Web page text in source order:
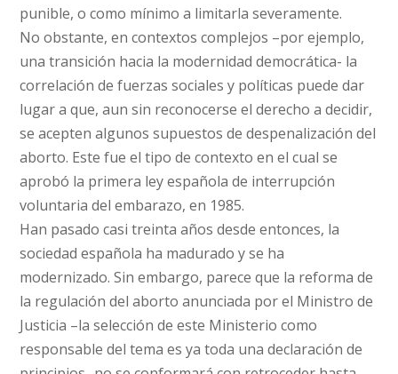
punible, o como mínimo a limitarla severamente.
No obstante, en contextos complejos –por ejemplo,
una transición hacia la modernidad democrática- la
correlación de fuerzas sociales y políticas puede dar
lugar a que, aun sin reconocerse el derecho a decidir,
se acepten algunos supuestos de despenalización del
aborto. Este fue el tipo de contexto en el cual se
aprobó la primera ley española de interrupción
voluntaria del embarazo, en 1985.
Han pasado casi treinta años desde entonces, la
sociedad española ha madurado y se ha
modernizado. Sin embargo, parece que la reforma de
la regulación del aborto anunciada por el Ministro de
Justicia –la selección de este Ministerio como
responsable del tema es ya toda una declaración de